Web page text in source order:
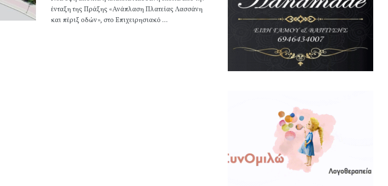
ένταξη της Πράξης «Ανάπλαση Πλατείας Λασσάνη
και πέριξ οδών», στο Επιχειρησιακό ...